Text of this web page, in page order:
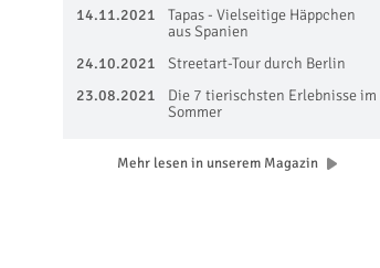
14.11.2021
Tapas - Vielseitige Häppchen
aus Spanien
24.10.2021
Streetart-Tour durch Berlin
23.08.2021
Die 7 tierischsten Erlebnisse im
Sommer
Mehr lesen in unserem Magazin